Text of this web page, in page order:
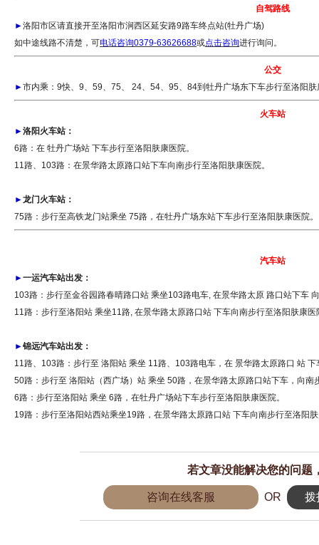
自驾路线
►洛阳市区请直接开至洛阳市涧西区延安路9路车终点站(牡丹广场)
如中途线路不清楚，可电话咨询0379-63626688或点击咨询进行询问。
公交
►市内乘：9快、9、59、75、 24、54、95、84到牡丹广场东下车步行至洛阳肤
火车站
►洛阳火车站：
6路：在 牡丹广场站 下车步行至洛阳肤康医院。
11路、103路：在景华路太原路口站下车向南步行至洛阳肤康医院。
►龙门火车站：
75路：步行至高铁龙门站乘坐 75路，在牡丹广场东站下车步行至洛阳肤康医院。
汽车站
►一运汽车站出发：
103路：步行至金谷园路春晴路口站 乘坐103路电车, 在景华路太原 路口站下车
11路：步行至洛阳站 乘坐11路, 在景华路太原路口站 下车向南步行至洛阳肤康医
►锦远汽车站出发：
11路、103路：步行至 洛阳站 乘坐 11路、103路电车，在 景华路太原路口 站
50路：步行至 洛阳站（西广场）站 乘坐 50路，在景华路太原路口站下车，向南
6路：步行至洛阳站 乘坐 6路，在牡丹广场站下车步行至洛阳肤康医院。
19路：步行至洛阳站西站乘坐19路，在景华路太原路口站 下车向南步行至洛阳
若文章没能解决您的问题
咨询在线客服 OR 拨